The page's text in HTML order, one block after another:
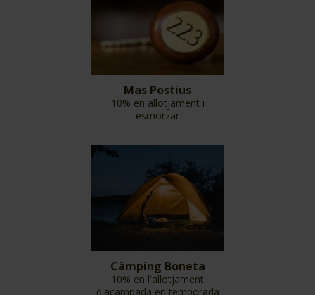
Mas Postius
10% en allotjament i
esmorzar
Càmping Boneta
10% en l'allotjament
d'acampada en temporada